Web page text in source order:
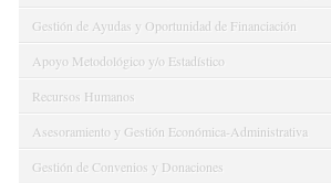
Gestión de Ayudas y Oportunidad de Financiación
Apoyo Metodológico y/o Estadístico
Recursos Humanos
Asesoramiento y Gestión Económica-Administrativa
Gestión de Convenios y Donaciones